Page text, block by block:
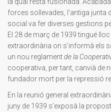
forces sollevades, l’antiga junta
social va fer diverses gestions
El 28 de març de 1939 tingué
extraordinària on s’informà els
un nou reglamentde la
cooperativa, per tant, canvià de
fundador mort per la repressió
En la reunió general
juny de 1939 s’exposà la